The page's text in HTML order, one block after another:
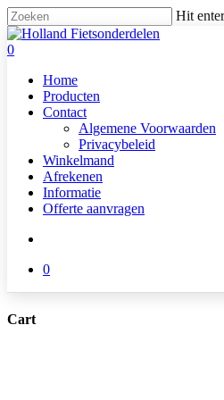
Skip
to
main
Hit
Close
Search
search
0
Home
Producten
Contact
Algemene Voorwaarden
Privacybeleid
Winkelmand
Afrekenen
Informatie
Offerte aanvragen
0
Cart